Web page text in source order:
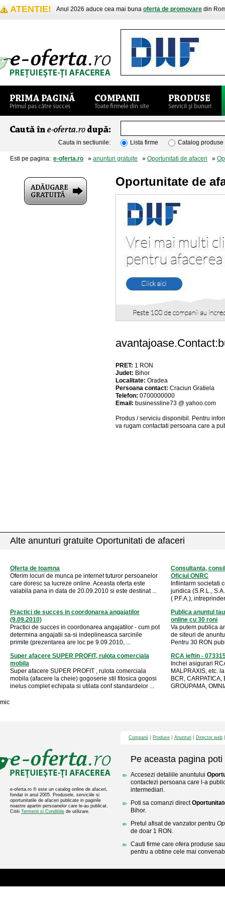
ATENTIE! Anul 2026 aduce cea mai buna oferta de promovare din
Cauta in sectiunile: Lista firme Catalog produse
Esti pe pagina: e-oferta.ro » anunturi gratuite » Oportunitati de afaceri »
Oportunitate de
avantajoase.Contact:
PRET: 1 RON
Judet: Bihor
Localitate: Oradea
Persoana contact: Craciun Gratiela
Telefon: 0700000000
Email: businessline73 @ yahoo.com
Produs / serviciu disponibil . Pentru
va rugam contactati persoana care a
Alte anunturi gratuite Oportunitati de afaceri
Oferta de toamna
Oferim locuri de munca pe internet tuturor persoanelor
care doresc sa lucreze online. Aceasta oferta este
valabila pana in data de 20.09.2010 si este destinat ...
Consultanta,
Oficiul ONRC
Infiintarm societati
juridica (S.R.L.,
( P.F.A.),
Practici de succes in coordonarea angajatilor
(9.09.2010)
Practici de succes in coordonarea angajatilor - cum pot
determina angajatii sa-si indeplineasca sarcinile
primite (prezentarea are loc pe 9.09.2010, ...
Publica anuntul
online cu 30 roni
Va putem publica
de siteuri de
Pentru 30 RON
Super afacere SUPER PROFIT, rulota comerciala
mobila
Super afacere SUPER PROFIT , rulota comerciala
mobila (afacere la cheie) gogoserie stil fitosica gogosi
inelus complet echipata si utilata conf standardelor ...
RCA ieftin -
Inchei asigurari
MALPRAXIS, etc.
BCR,
GROUPAMA,
mic
e-oferta.ro ® este un catalog online de afaceri,
fondat in anul 2005. Produsele, serviciile si
oportunitatile de afaceri publicate in paginile
noastre apartin persoanelor care le-au publicat.
Cititi Termenii si Conditiile de utilizare.
Companii Produse Anunturi Director web
Pe aceasta pagina poti
Accesezi detaliile anuntului
contactezi persoana care l-a
intermediari.
Poti sa comanzi direct
Bihor.
Pretul afisat de vanzator pentru
de doar 1 RON.
Cauti firme care ofera produse
pentru a obtine cele mai